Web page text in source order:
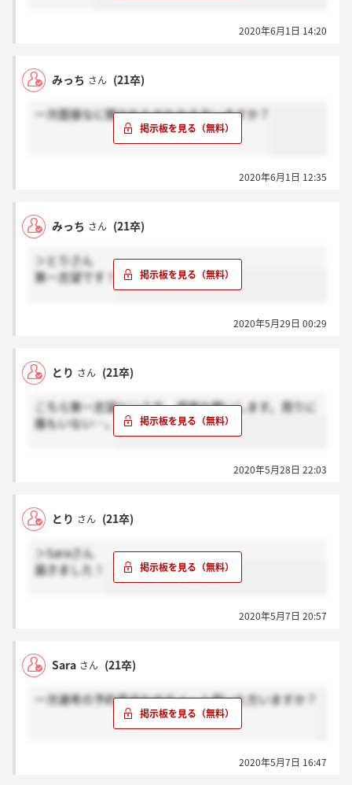
2020年6月1日 14:20
みっち さん (21卒)
一次面接なに聞かれたかわかる方いますか？
2020年6月1日 12:35
みっち さん (21卒)
＞とりさん
第一志望です！
2020年5月29日 00:29
とり さん (21卒)
こちら第一志望という方、感謝お願いします。周りに
誰もいない…。
2020年5月28日 22:03
とり さん (21卒)
＞Saraさん
届きました！
2020年5月7日 20:57
Sara さん (21卒)
一次選考の予約見合わせのメール届いた方いますか？
2020年5月7日 16:47